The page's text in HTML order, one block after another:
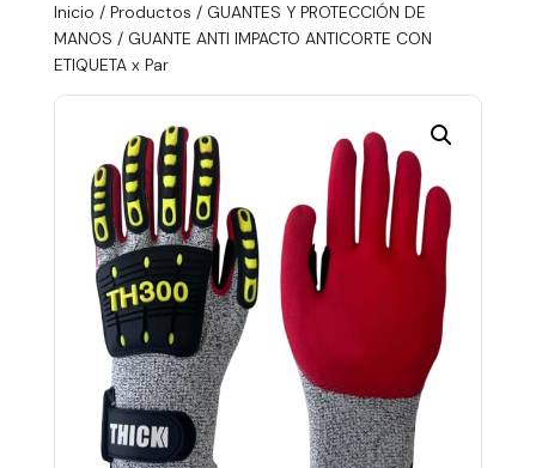
Inicio / Productos / GUANTES Y PROTECCIÓN DE
MANOS / GUANTE ANTI IMPACTO ANTICORTE CON
ETIQUETA x Par